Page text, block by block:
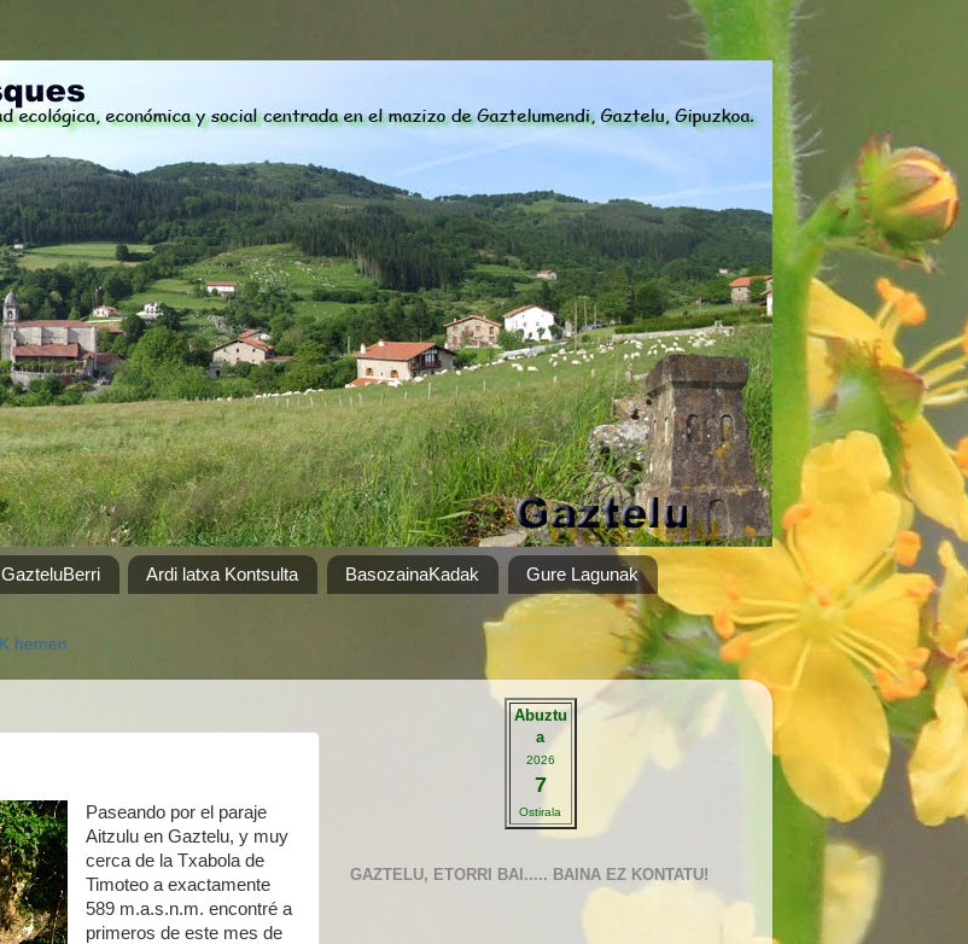
GazteluBerri Ardi latxa Kontsulta BasozainaKadak Gure Lagunak
Paseando por el paraje
Aitzulu en Gaztelu, y muy
cerca de la Txabola de
Timoteo a exactamente
589 m.a.s.n.m. encontré a
primeros de este mes de
Abuztu
a
2026
7
Ostirala
GAZTELU, ETORRI BAI..... BAINA EZ KONTATU!